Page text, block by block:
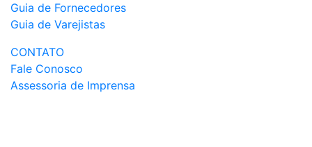
Guia de Fornecedores
Guia de Varejistas
CONTATO
Fale Conosco
Assessoria de Imprensa